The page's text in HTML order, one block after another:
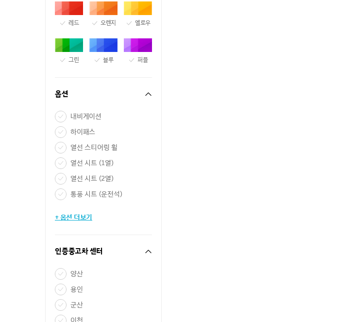
레드 오렌지 옐로우
그린 블루 퍼플
옵션
내비게이션
하이패스
열선 스티어링 휠
열선 시트 (1열)
열선 시트 (2열)
통풍 시트 (운전석)
+ 옵션 더보기
인증중고차 센터
양산
용인
군산
이천